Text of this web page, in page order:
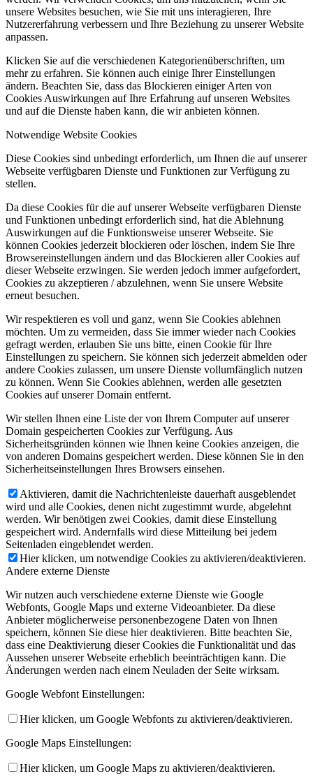
unsere Websites besuchen, wie Sie mit uns interagieren, Ihre
Nutzererfahrung verbessern und Ihre Beziehung zu unserer Website
anpassen.
Klicken Sie auf die verschiedenen Kategorienüberschriften, um
mehr zu erfahren. Sie können auch einige Ihrer Einstellungen
ändern. Beachten Sie, dass das Blockieren einiger Arten von
Cookies Auswirkungen auf Ihre Erfahrung auf unseren Websites
und auf die Dienste haben kann, die wir anbieten können.
Notwendige Website Cookies
Diese Cookies sind unbedingt erforderlich, um Ihnen die auf unserer
Webseite verfügbaren Dienste und Funktionen zur Verfügung zu
stellen.
Da diese Cookies für die auf unserer Webseite verfügbaren Dienste
und Funktionen unbedingt erforderlich sind, hat die Ablehnung
Auswirkungen auf die Funktionsweise unserer Webseite. Sie
können Cookies jederzeit blockieren oder löschen, indem Sie Ihre
Browsereinstellungen ändern und das Blockieren aller Cookies auf
dieser Webseite erzwingen. Sie werden jedoch immer aufgefordert,
Cookies zu akzeptieren / abzulehnen, wenn Sie unsere Website
erneut besuchen.
Wir respektieren es voll und ganz, wenn Sie Cookies ablehnen
möchten. Um zu vermeiden, dass Sie immer wieder nach Cookies
gefragt werden, erlauben Sie uns bitte, einen Cookie für Ihre
Einstellungen zu speichern. Sie können sich jederzeit abmelden oder
andere Cookies zulassen, um unsere Dienste vollumfänglich nutzen
zu können. Wenn Sie Cookies ablehnen, werden alle gesetzten
Cookies auf unserer Domain entfernt.
Wir stellen Ihnen eine Liste der von Ihrem Computer auf unserer
Domain gespeicherten Cookies zur Verfügung. Aus
Sicherheitsgründen können wie Ihnen keine Cookies anzeigen, die
von anderen Domains gespeichert werden. Diese können Sie in den
Sicherheitseinstellungen Ihres Browsers einsehen.
Aktivieren, damit die Nachrichtenleiste dauerhaft ausgeblendet
wird und alle Cookies, denen nicht zugestimmt wurde, abgelehnt
werden. Wir benötigen zwei Cookies, damit diese Einstellung
gespeichert wird. Andernfalls wird diese Mitteilung bei jedem
Seitenladen eingeblendet werden.
Hier klicken, um notwendige Cookies zu aktivieren/deaktivieren.
Andere externe Dienste
Wir nutzen auch verschiedene externe Dienste wie Google
Webfonts, Google Maps und externe Videoanbieter. Da diese
Anbieter möglicherweise personenbezogene Daten von Ihnen
speichern, können Sie diese hier deaktivieren. Bitte beachten Sie,
dass eine Deaktivierung dieser Cookies die Funktionalität und das
Aussehen unserer Webseite erheblich beeinträchtigen kann. Die
Änderungen werden nach einem Neuladen der Seite wirksam.
Google Webfont Einstellungen:
Hier klicken, um Google Webfonts zu aktivieren/deaktivieren.
Google Maps Einstellungen:
Hier klicken, um Google Maps zu aktivieren/deaktivieren.